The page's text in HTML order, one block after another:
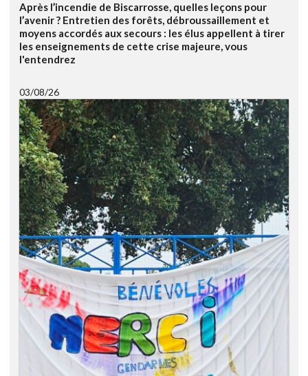
Après l’incendie de Biscarrosse, quelles leçons pour
l’avenir ? Entretien des forêts, débroussaillement et
moyens accordés aux secours : les élus appellent à tirer
les enseignements de cette crise majeure, vous
l'entendrez
03/08/26